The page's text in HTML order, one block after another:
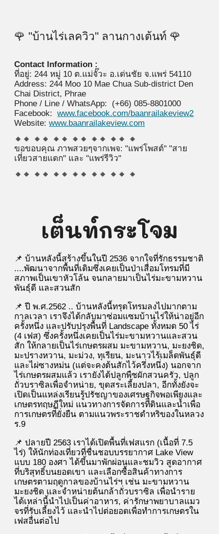
🌹 "บ้านไร่เลควิว" ลานกางเต้นท์ 🌹
Contact Information :
ที่อยู่: 244 หมู่ 10 ต.แม่จั๊วะ อ.เด่นชัย จ.แพร่ 54110
Address: 244 Moo 10 Mae Chua Sub-district Den
Chai District, Phrae
Phone / Line /WhatsApp: (+66) 085-8801000
Facebook:www.facebook.com/baanrailakeview2
Website:www.baanrailakeview.com
🔸🔸 🔸🔸 🔸🔸 🔸🔸 🔸🔸 🔸🔸 🔸
ขอขอบคุณ ภาพสวยๆจากเพจ: "แพร่โพสต์""สาย
เที่ยวสายแดก" และ"แพร่รีวิว"
🔸🔸 🔸🔸 🔸🔸 🔸🔸 🔸🔸 🔸🔸 🔸
เต็นท์กระโจม
📌 บ้านหลังนี้สร้างขึ้นในปี 2536 จากใจที่รักธรรมชาติ
....พัฒนาจากพื้นที่เดิมซึ่งเคยเป็นป่าเสื่อมโทรมที่มี
สภาพเป็นเขาหัวโล้น จนกลายมาเป็นไร่มะขามหวาน
พันธุ์ดี และสวนสัก
📌 ปี พ.ศ.2562 .. บ้านหลังนี้ทรุดโทรมลงไปมากตาม
กาลเวลา เราจึงได้กลับมาซ่อมแซมบ้านไร่ให้น่าอยู่อีก
ครั้งหนึ่ง และปรับปรุงพื้นที่ Landscape ทั้งหมด 50 ไร่
(4 เฟส) ซึ่งครั้งหนึ่งเคยเป็นไร่มะขามหวานและสวน
สัก ให้กลายเป็นไร่เกษตรผสม มะขามหวาน, มะยงชิด,
มะปรางหวาน, มะม่วง, ทุเรียน, มะนาวไร้เมล็ดพันธุ์ดี
และไผ่ซางหม่น (แต่จะคงต้นสักไว้ครึ่งหนึ่ง) นอกจาก
ไร่เกษตรผสมแล้ว เรายังได้ปลูกพืชผักสวนครัว, ปลูก
ถั่วบราซิลเพื่อจำหน่าย, ขุดสระเลี้ยงปลา, อีกทั้งยังจะ
เปิดเป็นแหล่งเรียนรู้ปรัชญาของเศรษฐกิจพอเพียงและ
เกษตรทฤษฏีใหม่ แนวทางการจัดการที่ดินและน้ำเพื่อ
การเกษตรที่ยั่งยืน ตามแนวพระราชดำหริของในหลวง
ร.9
📌 ปลายปี 2563 เราได้เปิดพื้นที่เฟสแรก (เนื้อที่ 7.5
ไร่) ให้นักท่องเที่ยวที่ชื่นชอบบรรยากาศ Lake View
แบบ 180 องศา ได้ขึ้นมาพักผ่อนและชมวิว สูดอากาศ
ที่บริสุทธิ์บนยอดเขา และเลือกซื้อสินค้าทางการ
เกษตรตามฤดูกาลของบ้านไร่ฯ เช่น มะขามหวาน
มะยงชิด และจำหน่ายต้นกล้าถั่วบราซิล เพื่อนำราย
ได้เหล่านี้นำไปเป็นค่าอาหาร, ค่ารักษาพยาบาลแมว
จรที่รับเลี้ยงไว้ และนำไปต่อยอดเพื่อทำการเกษตรใน
เฟสอื่นต่อไป